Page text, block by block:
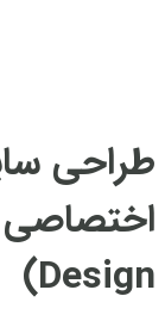
طراحی
Design)